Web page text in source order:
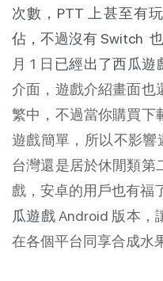
次數， PTT上甚至有
佔，不過沒有 Switch
月 1 日 已經出了西瓜遊
介面，遊戲介紹畫面也
繁中，不過當你購買下
遊戲簡單，所以不影響
台灣還是居於休閒類第
戲，安卓的用戶也有福
瓜遊戲Android 版本，
在各個平台同享合成水